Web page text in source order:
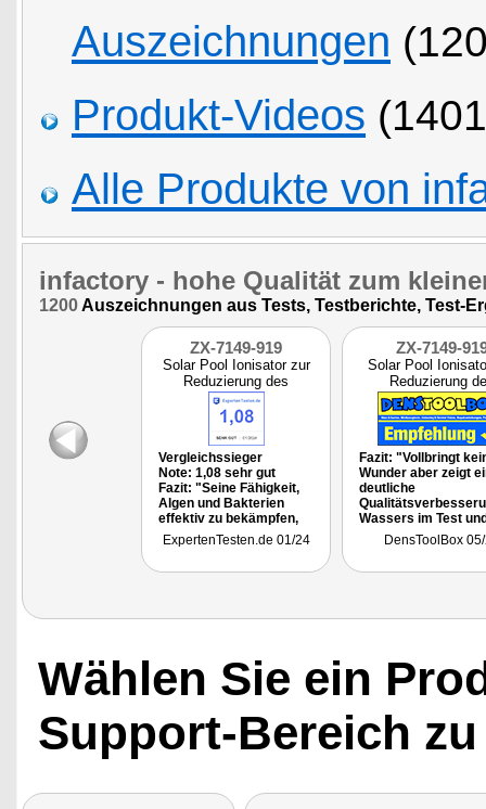
Auszeichnungen
Produkt-Videos
Alle Produkte von
infactory - hohe Qualität zum
1200Auszeichnungen aus Tests, Testberichte, Test-
ZX-7149-919
Solar Pool Ionisator zur
Reduzierung des
Chlorbeda
Vergleichssieger
Note: 1,08 sehr gut
Fazit: "Seine Fähigkeit,
Algen und Bakterien
effektiv zu bekämpfen,
verbesserte die
Wasseroualität meines
auch die Haut schont."
ExpertenTesten.de 01/24
ZX-7149-
Solar Pool
Reduzierung
Chlorbeda
Fazit: "Vollbringt
Wunder aber zeigt
deutliche
Wassers im Test
mit deutlich weniger
Chemie und Chlor."
DensToolBox
Wählen Sie ein
Support-Bereich